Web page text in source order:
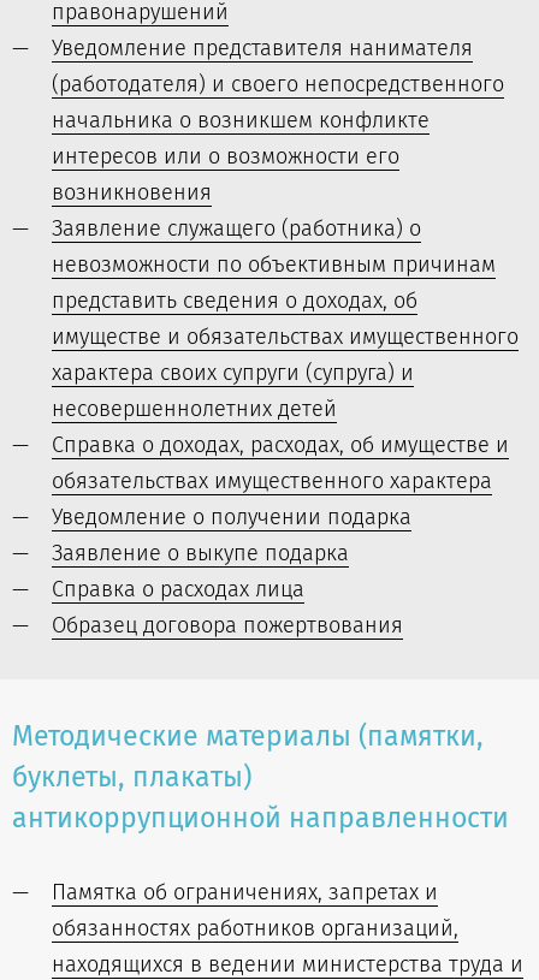
правонарушений
Уведомление представителя нанимателя
(работодателя) и своего непосредственного
начальника о возникшем конфликте
интересов или о возможности его
возникновения
Заявление служащего (работника) о
невозможности по объективным причинам
представить сведения о доходах, об
имуществе и обязательствах имущественного
характера своих супруги (супруга) и
несовершеннолетних детей
Справка о доходах, расходах, об имуществе и
обязательствах имущественного характера
Уведомление о получении подарка
Заявление о выкупе подарка
Cправка о расходах лица
Образец договора пожертвования
Методические материалы (памятки,
буклеты, плакаты)
антикоррупционной направленности
Памятка об ограничениях, запретах и
обязанностях работников организаций,
находящихся в ведении министерства труда и